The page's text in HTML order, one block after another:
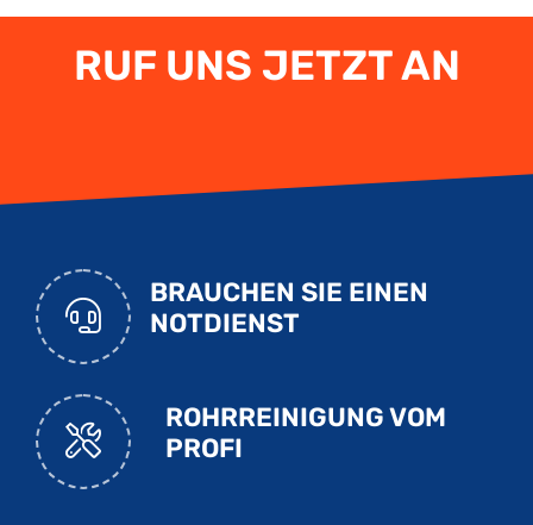
RUF UNS JETZT AN
BRAUCHEN SIE EINEN
NOTDIENST
ROHRREINIGUNG VOM
PROFI